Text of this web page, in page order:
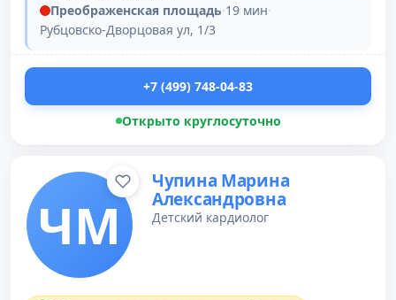
Преображенская площадь·19 мин·
Рубцовско-Дворцовая ул, 1/3
+7 (499) 748-04-83
Открыто круглосуточно
ЧМ
Чупина Марина
Александровна
Детский кардиолог